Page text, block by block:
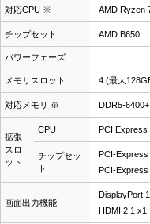
対応CPU ※ AMD Ryzen
チップセット AMD B650
パワーフェーズ
メモリスロット 4 (最大
対応メモリ ※ DDR5-
拡張
スロ
ット
CPU PCI Express
チップセッ
ト
PCI-
PCI-Express
画面出力機能
DisplayPort
HDMI 2.1 x1